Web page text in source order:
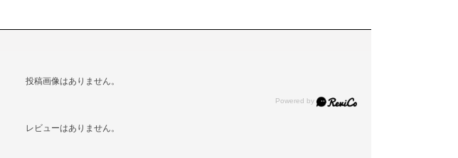
投稿画像はありません。
レビューはありません。